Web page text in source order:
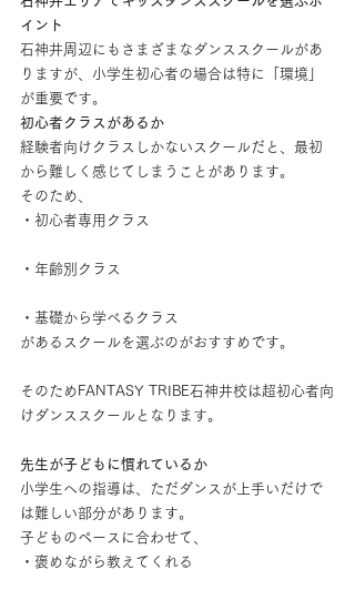
イント
石神井周辺にもさまざまなダンススクールがあ
りますが、小学生初心者の場合は特に「環境」
が重要です。
初心者クラスがあるか
経験者向けクラスしかないスクールだと、最初
から難しく感じてしまうことがあります。
そのため、
・初心者専用クラス
・年齢別クラス
・基礎から学べるクラス
があるスクールを選ぶのがおすすめです。
そのためFANTASY TRIBE石神井校は超初心者向
けダンススクールとなります。
先生が子どもに慣れているか
小学生への指導は、ただダンスが上手いだけで
は難しい部分があります。
子どものペースに合わせて、
・褒めながら教えてくれる